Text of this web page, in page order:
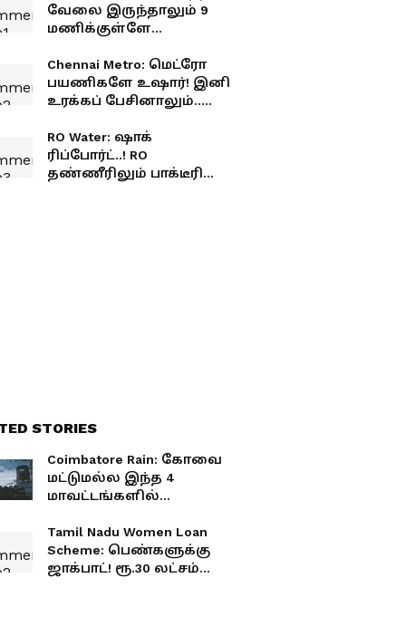
வேலை இருந்தாலும் 9
மணிக்குள்ளே
சென்னையில் முக்கிய
இடங்களில் இன்று 5
மணிநேரம் மின்தடை!
Chennai Metro: மெட்ரோ
பயணிகளே உஷார்! இனி
உரக்கப் பேசினாலும்..
கேட்டால் ரூ.2,500
அபராதம்..!
RO Water: ஷாக்
ரிப்போர்ட்..! RO
தண்ணீரிலும் பாக்டீரியா.!
STORIES
Coimbatore Rain: கோவை
மட்டுமல்ல இந்த 4
மாவட்டங்களில்
ஆடப்போகும் கனமழை..
வானிலை மையம்
வார்னிங்
Tamil Nadu Women Loan
Scheme: பெண்களுக்கு
ஜாக்பாட்! ரூ.30 லட்சம்